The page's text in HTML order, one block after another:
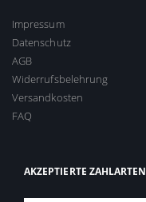
Impressum
Datenschutz
AGB
Widerrufsbelehrung
Versandkosten
FAQ
AKZEPTIERTE ZAHLARTEN